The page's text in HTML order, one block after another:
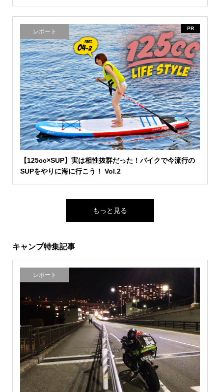
レポート PR
【125cc×SUP】実は相性抜群だった！バイクで今流行の
SUPをやりに海に行こう！ Vol.2
もっと見る
キャンプ特集記事
レポート